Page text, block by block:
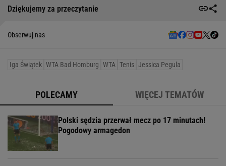
Dziękujemy za przeczytanie
Obserwuj nas
Iga Świątek WTA Bad Homburg WTA Tenis Jessica Pegula
POLECAMY WIĘCEJ TEMATÓW
Polski sędzia przerwał mecz po 17 minutach!
Pogodowy armagedon